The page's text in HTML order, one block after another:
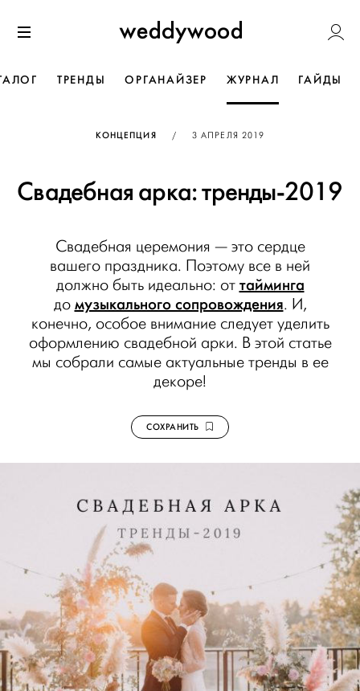
к содержанию
Weddywood
ТРЕНДЫ ОРГАНАЙЗЕР ЖУРНАЛ ГАЙДЫ
КОНЦЕПЦИЯ / ОПУБЛИКОВАНО
3 АПРЕЛЯ 2019
Свадебная арка: тренды-2019
Свадебная церемония — это сердце
вашего праздника. Поэтому все в ней
должно быть идеально: от тайминга
до музыкального сопровождения. И,
конечно, особое внимание следует уделить
оформлению свадебной арки. В этой статье
мы собрали самые актуальные тренды в ее
декоре!
СОХРАНИТЬ